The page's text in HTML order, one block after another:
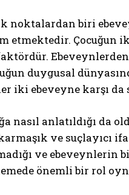
noktalardan biri
etmektedir. Çocuğun
duygusal
iki ebeveyne karşı
nasıl anlatıldığı da
ve suçlayıcı
ve ebeveynlerin
önemli bir rol